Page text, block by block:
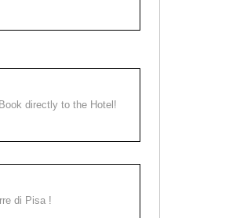
directly to the Hotel!
di Pisa !